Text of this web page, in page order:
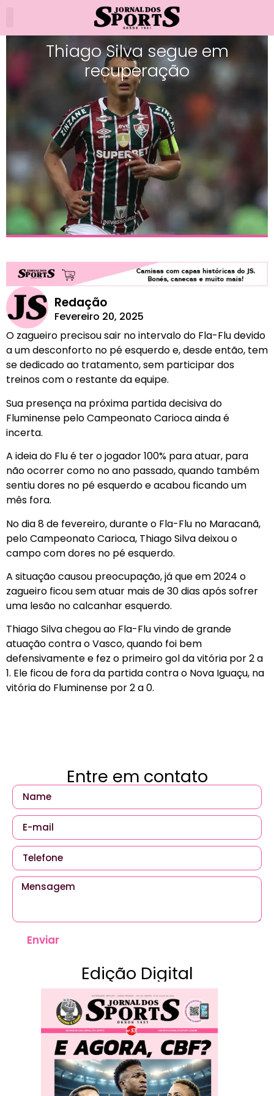
Thiago Silva segue em
recuperação
Redação
Fevereiro 20, 2025
O zagueiro precisou sair no intervalo do Fla-Flu devido
a um desconforto no pé esquerdo e, desde então, tem
se dedicado ao tratamento, sem participar dos
treinos com o restante da equipe.
Sua presença na próxima partida decisiva do
Fluminense pelo Campeonato Carioca ainda é
incerta.
A ideia do Flu é ter o jogador 100% para atuar, para
não ocorrer como no ano passado, quando também
sentiu dores no pé esquerdo e acabou ficando um
mês fora.
No dia 8 de fevereiro, durante o Fla-Flu no Maracanã,
pelo Campeonato Carioca, Thiago Silva deixou o
campo com dores no pé esquerdo.
A situação causou preocupação, já que em 2024 o
zagueiro ficou sem atuar mais de 30 dias após sofrer
uma lesão no calcanhar esquerdo.
Thiago Silva chegou ao Fla-Flu vindo de grande
atuação contra o Vasco, quando foi bem
defensivamente e fez o primeiro gol da vitória por 2 a
1. Ele ficou de fora da partida contra o Nova Iguaçu, na
vitória do Fluminense por 2 a 0.
Entre em contato
Enviar
Edição Digital